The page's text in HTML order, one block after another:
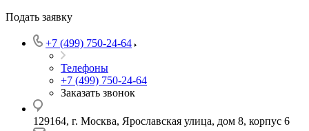
Подать заявку
+7 (499) 750-24-64
Телефоны
+7 (499) 750-24-64
Заказать звонок
129164, г. Москва, Ярославская улица, дом 8, корпус 6